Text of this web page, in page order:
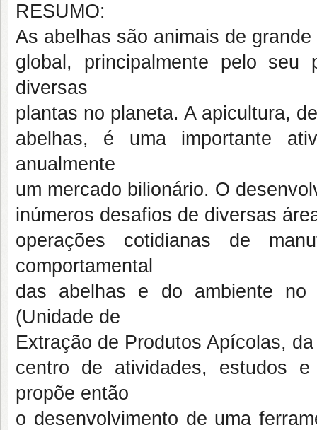
RESUMO:
As abelhas são animais de
global, principalmente pelo
diversas
plantas no planeta. A apicultura,
abelhas, é uma importante
anualmente
um mercado bilionário. O
inúmeros desafios de diversas
operações cotidianas de
comportamental
das abelhas e do ambiente no
(Unidade de
Extração de Produtos Apícolas,
centro de atividades, estudos
propõe então
o desenvolvimento de uma